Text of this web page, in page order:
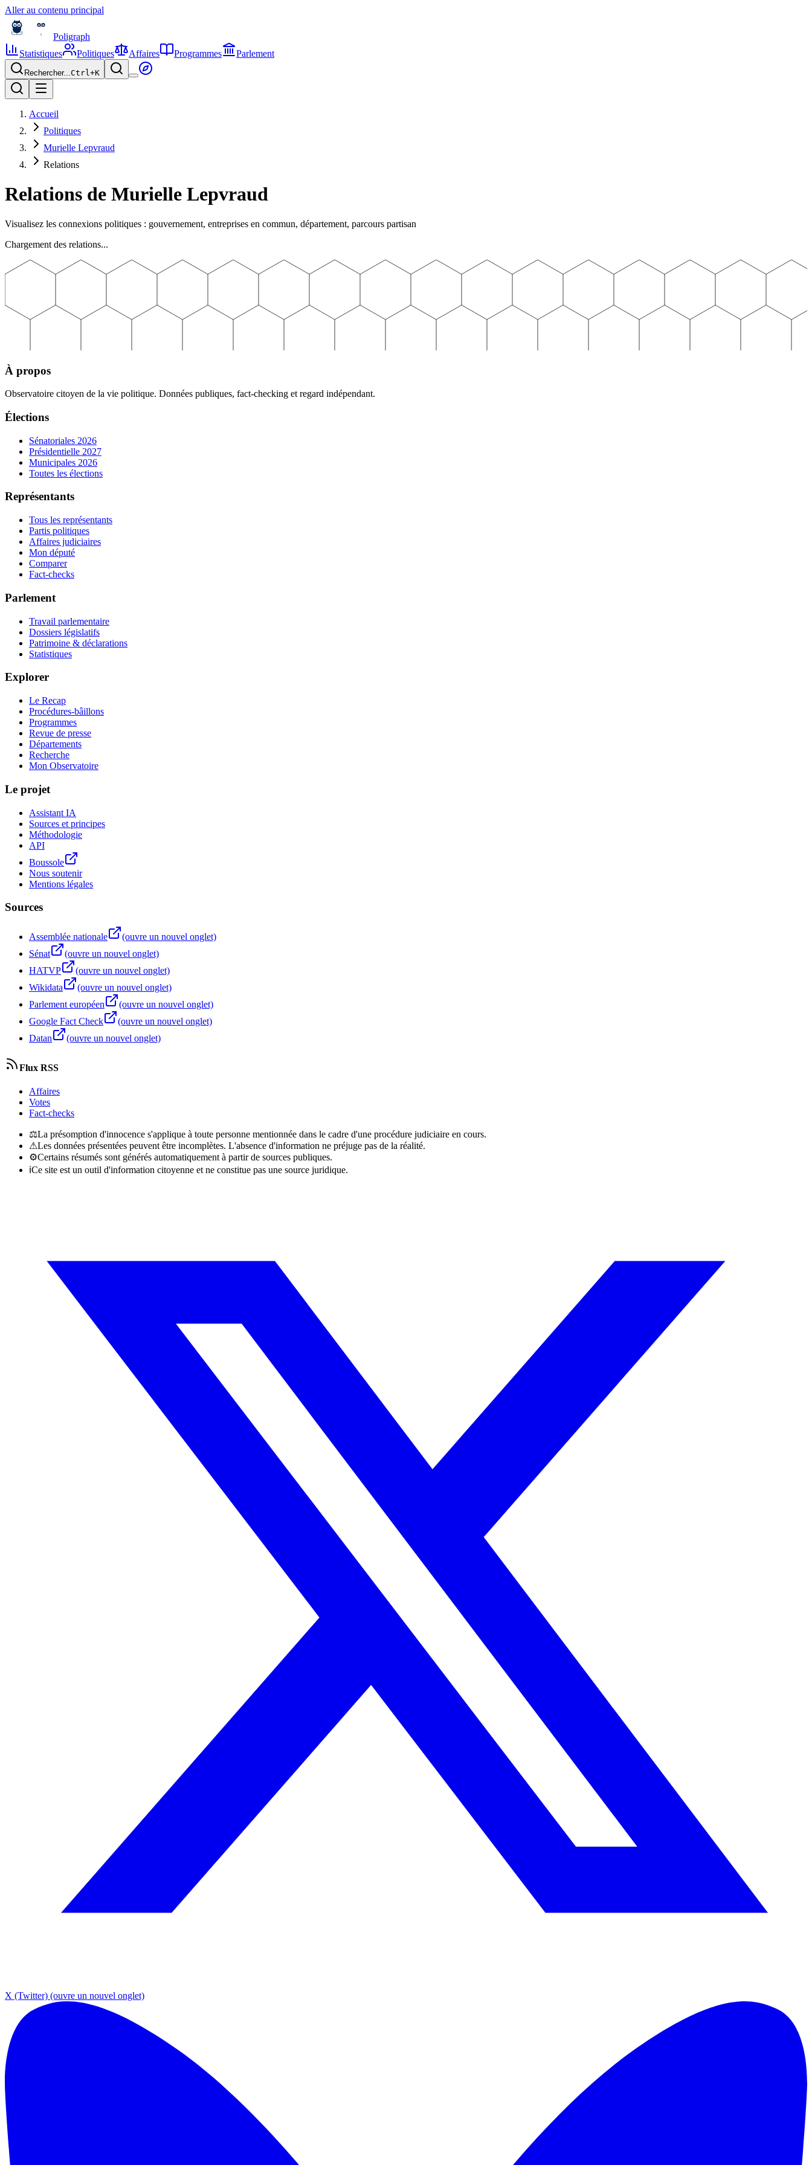
Aller au contenu principal
Poligraph
Statistiques
Politiques Affaires Programmes Parlement
Rechercher...Ctrl+K
Accueil
Politiques
Murielle Lepvraud
Relations
Relations de Murielle Lepvraud
Visualisez les connexions politiques : gouvernement, entreprises en commun, département, parcours partisan
Chargement des relations...
À propos
Observatoire citoyen de la vie politique. Données publiques, fact-checking et regard indépendant.
Élections
Sénatoriales 2026
Présidentielle 2027
Municipales 2026
Toutes les élections
Représentants
Tous les représentants
Partis politiques
Affaires judiciaires
Mon député
Comparer
Fact-checks
Parlement
Travail parlementaire
Dossiers législatifs
Patrimoine & déclarations
Statistiques
Explorer
Le Recap
Procédures-bâillons
Programmes
Revue de presse
Départements
Recherche
Mon Observatoire
Le projet
Assistant IA
Sources et principes
Méthodologie
API
Boussole
Nous soutenir
Mentions légales
Sources
Assemblée nationale
(ouvre un nouvel onglet)
Sénat
(ouvre un nouvel onglet)
HATVP
(ouvre un nouvel onglet)
Wikidata
(ouvre un nouvel onglet)
Parlement européen
(ouvre un nouvel onglet)
Google Fact Check
(ouvre un nouvel onglet)
Datan
(ouvre un nouvel onglet)
Flux RSS
Affaires
Votes
Fact-checks
⚖La présomption d'innocence s'applique à toute personne mentionnée dans le cadre d'une procédure judiciaire en cours.
⚠Les données présentées peuvent être incomplètes. L'absence d'information ne préjuge pas de la réalité.
⚙Certains résumés sont générés automatiquement à partir de sources publiques.
ℹCe site est un outil d'information citoyenne et ne constitue pas une source juridique.
X (Twitter) (ouvre un nouvel onglet)